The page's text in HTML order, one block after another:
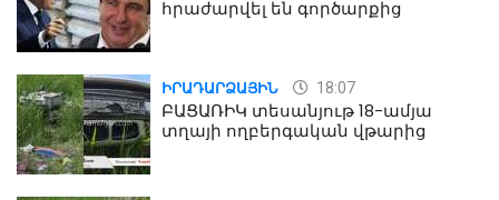
հրաժարվել են գործարքից
ԻՐԱԴԱՐՁԱՅԻՆ 18:07
ԲԱՑԱՌԻԿ տեսանյութ 18-ամյա
տղայի ողբերգական վթարից